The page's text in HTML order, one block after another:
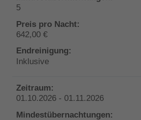
5
642,00 €
Inklusive
01.10.2026 - 01.11.2026